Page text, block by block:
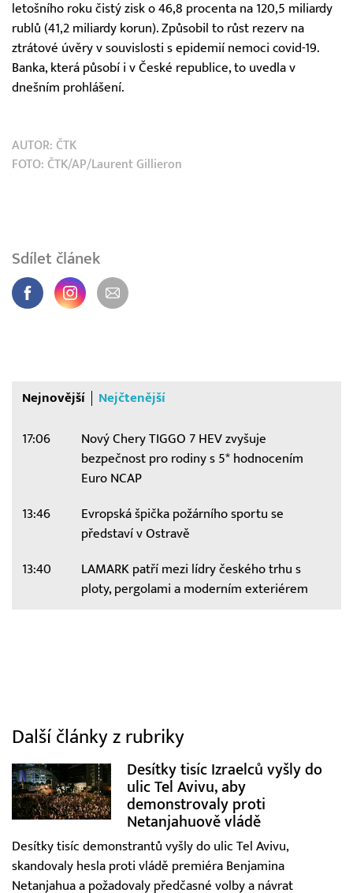
letošního roku čistý zisk o 46,8 procenta na 120,5 miliardy
rublů (41,2 miliardy korun). Způsobil to růst rezerv na
ztrátové úvěry v souvislosti s epidemií nemoci covid-19.
Banka, která působí i v České republice, to uvedla v
dnešním prohlášení.
AUTOR: ČTK
FOTO: ČTK/AP/Laurent Gillieron
Sdílet článek
Nejnovější Nejčtenější
17:06
Nový Chery TIGGO 7 HEV zvyšuje
bezpečnost pro rodiny s 5* hodnocením
Euro NCAP
13:46
Evropská špička požárního sportu se
představí v Ostravě
13:40
LAMARK patří mezi lídry českého trhu s
ploty, pergolami a moderním exteriérem
Další články z rubriky
Desítky tisíc Izraelců vyšly do
ulic Tel Avivu, aby
demonstrovaly proti
Netanjahuově vládě
Desítky tisíc demonstrantů vyšly do ulic Tel Avivu,
skandovaly hesla proti vládě premiéra Benjamina
Netanjahua a požadovaly předčasné volby a návrat